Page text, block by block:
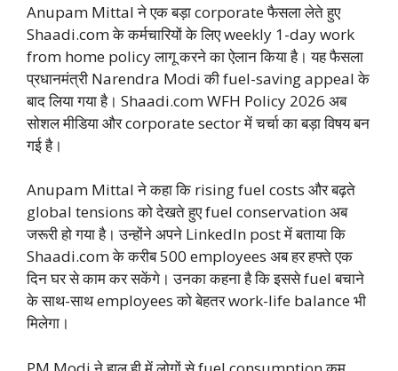
Anupam Mittal ने एक बड़ा corporate फैसला लेते हुए
Shaadi.com के कर्मचारियों के लिए weekly 1-day work
from home policy लागू करने का ऐलान किया है। यह फैसला
प्रधानमंत्री Narendra Modi की fuel-saving appeal के
बाद लिया गया है। Shaadi.com WFH Policy 2026 अब
सोशल मीडिया और corporate sector में चर्चा का बड़ा विषय बन
गई है।
Anupam Mittal ने कहा कि rising fuel costs और बढ़ते
global tensions को देखते हुए fuel conservation अब
जरूरी हो गया है। उन्होंने अपने LinkedIn post में बताया कि
Shaadi.com के करीब 500 employees अब हर हफ्ते एक
दिन घर से काम कर सकेंगे। उनका कहना है कि इससे fuel बचाने
के साथ-साथ employees को बेहतर work-life balance भी
मिलेगा।